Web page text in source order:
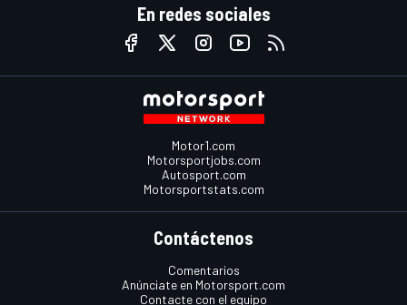
En redes sociales
Motor1.com
Motorsportjobs.com
Autosport.com
Motorsportstats.com
Contáctenos
Comentarios
Anúnciate en Motorsport.com
Contacte con el equipo